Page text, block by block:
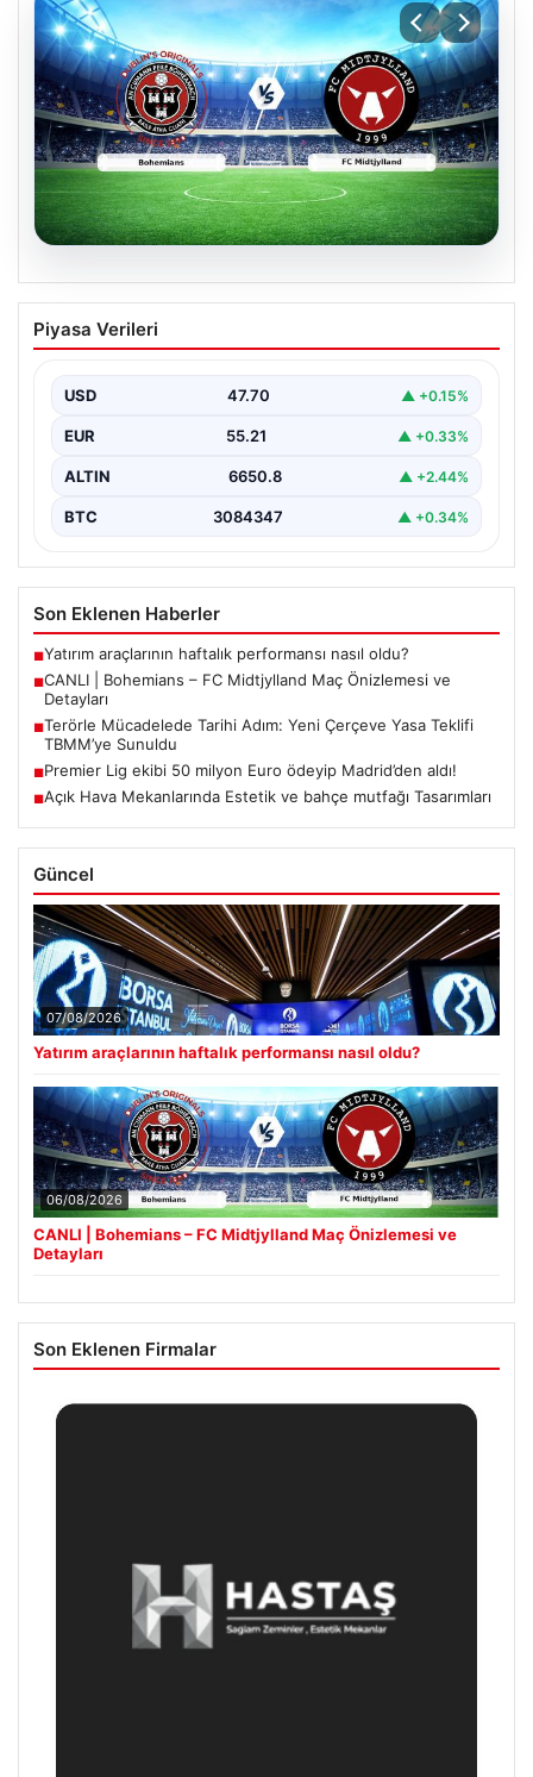
06.08.2026
CANLI | Bohemians – FC Midtjylland
Maç Önizlemesi ve Detayları
yaşanıyor. Bohemians ile FC Midtjylland, 06 Ağustos
2026…
Piyasa Verileri
USD 47.70 ▲ +0.15%
EUR 55.21 ▲ +0.33%
ALTIN 6650.8 ▲ +2.44%
BTC 3084347 ▲ +0.34%
Son Eklenen Haberler
■Yatırım araçlarının haftalık performansı nasıl oldu?
■CANLI | Bohemians – FC Midtjylland Maç Önizlemesi ve
Detayları
■Terörle Mücadelede Tarihi Adım: Yeni Çerçeve Yasa Teklifi
TBMM’ye Sunuldu
■Premier Lig ekibi 50 milyon Euro ödeyip Madrid’den aldı!
■Açık Hava Mekanlarında Estetik ve bahçe mutfağı Tasarımları
Güncel
07/08/2026
Yatırım araçlarının haftalık performansı nasıl oldu?
06/08/2026
CANLI | Bohemians – FC Midtjylland Maç Önizlemesi ve
Detayları
Son Eklenen Firmalar